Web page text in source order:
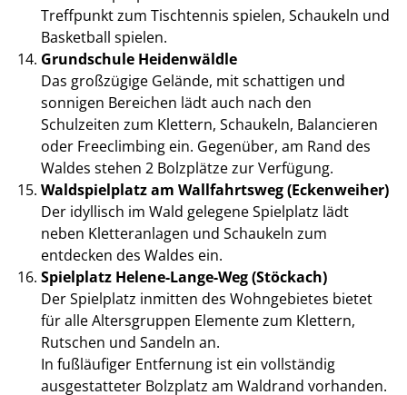
Treffpunkt zum Tischtennis spielen, Schaukeln und
Basketball spielen.
Grundschule Heidenwäldle
Das großzügige Gelände, mit schattigen und
sonnigen Bereichen lädt auch nach den
Schulzeiten zum Klettern, Schaukeln, Balancieren
oder Freeclimbing ein. Gegenüber, am Rand des
Waldes stehen 2 Bolzplätze zur Verfügung.
Waldspielplatz am Wallfahrtsweg (Eckenweiher)
Der idyllisch im Wald gelegene Spielplatz lädt
neben Kletteranlagen und Schaukeln zum
entdecken des Waldes ein.
Spielplatz Helene-Lange-Weg (Stöckach)
Der Spielplatz inmitten des Wohngebietes bietet
für alle Altersgruppen Elemente zum Klettern,
Rutschen und Sandeln an.
In fußläufiger Entfernung ist ein vollständig
ausgestatteter Bolzplatz am Waldrand vorhanden.